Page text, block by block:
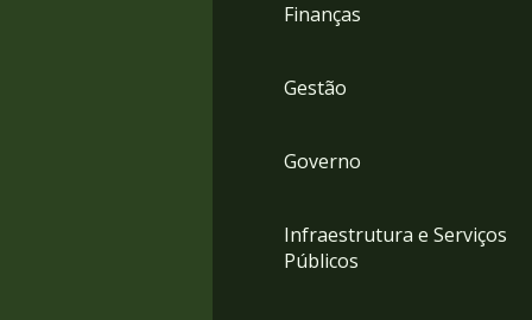
Finanças
Gestão
Governo
Infraestrutura e Serviços
Públicos